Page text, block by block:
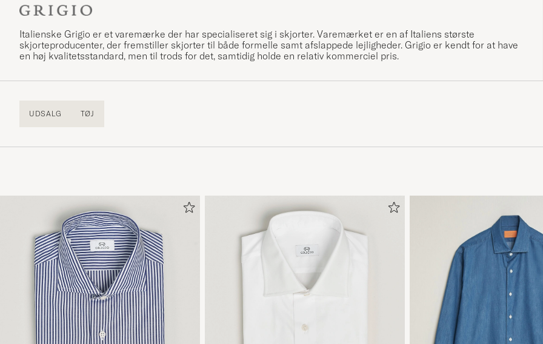
Italienske Grigio er et varemærke der har specialiseret sig i skjorter. Varemærket er en af Italiens største
skjorteproducenter, der fremstiller skjorter til både formelle samt afslappede lejligheder. Grigio er kendt for at have
en høj kvalitetsstandard, men til trods for det, samtidig holde en relativ kommerciel pris.
UDSALG TØJ